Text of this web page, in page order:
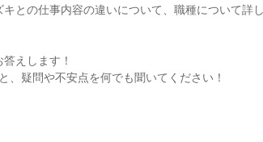
との仕事内容の違いについて、職種について詳
えします！
、疑問や不安点を何でも聞いてください！